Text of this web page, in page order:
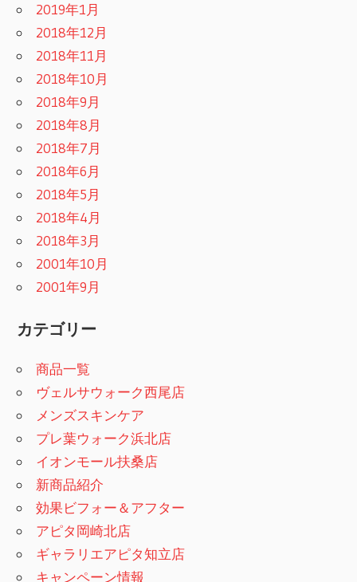
2019年1月
2018年12月
2018年11月
2018年10月
2018年9月
2018年8月
2018年7月
2018年6月
2018年5月
2018年4月
2018年3月
2001年10月
2001年9月
カテゴリー
商品一覧
ヴェルサウォーク西尾店
メンズスキンケア
プレ葉ウォーク浜北店
イオンモール扶桑店
新商品紹介
効果ビフォー＆アフター
アピタ岡崎北店
ギャラリエアピタ知立店
キャンペーン情報